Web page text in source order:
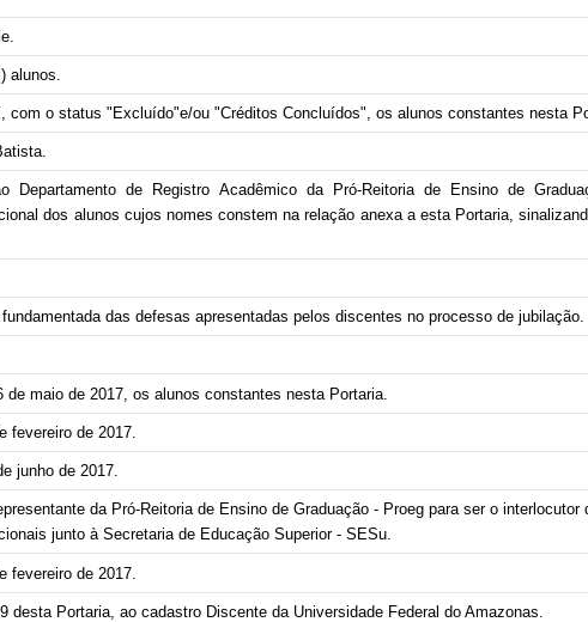
alunos.
com o status "Excluído"e/ou "Créditos Concluídos", os alunos constantes nesta
Departamento de Registro Acadêmico da Pró-Reitoria de Ensino de
dos alunos cujos nomes constem na relação anexa a esta Portaria,
das defesas apresentadas pelos discentes no processo de jubilação.
maio de 2017, os alunos constantes nesta Portaria.
fevereiro de 2017.
junho de 2017.
da Pró-Reitoria de Ensino de Graduação - Proeg para ser o interlocutor
junto à Secretaria de Educação Superior - SESu.
fevereiro de 2017.
desta Portaria, ao cadastro Discente da Universidade Federal do Amazonas.